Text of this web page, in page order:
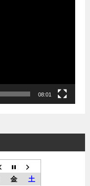
08:01
金
土